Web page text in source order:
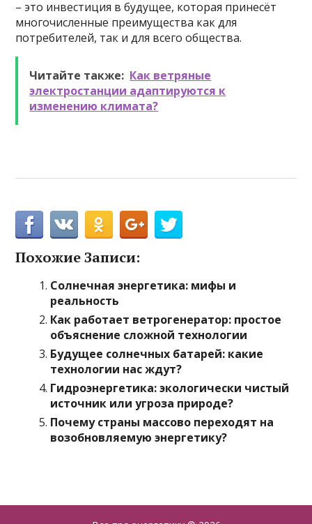
– это инвестиция в будущее, которая принесёт
многочисленные преимущества как для
потребителей, так и для всего общества.
Читайте также: Как ветряные
электростанции адаптируются к
изменению климата?
Похожие Записи:
Солнечная энергетика: мифы и
реальность
Как работает ветрогенератор: простое
объяснение сложной технологии
Будущее солнечных батарей: какие
технологии нас ждут?
Гидроэнергетика: экологически чистый
источник или угроза природе?
Почему страны массово переходят на
возобновляемую энергетику?